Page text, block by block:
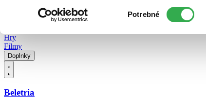
súhlasu
Potrebné
Hry
Filmy
Doplnky
Beletria